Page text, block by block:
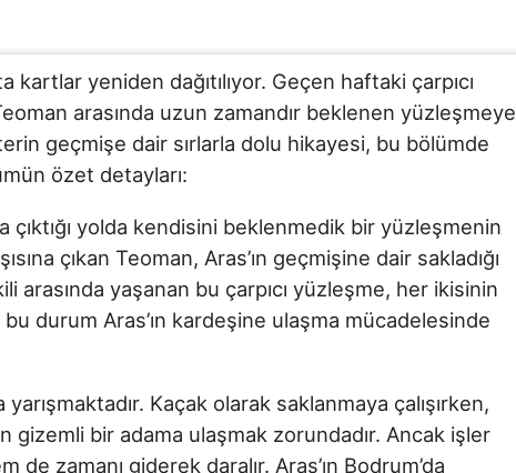
yeniden dağıtılıyor. Geçen haftaki çarpıcı
arasında uzun zamandır beklenen yüzleşmeye
geçmişe dair sırlarla dolu hikayesi, bu bölümde
özet detayları:
yolda kendisini beklenmedik bir yüzleşmenin
çıkan Teoman, Aras’ın geçmişine dair sakladığı
arasında yaşanan bu çarpıcı yüzleşme, her ikisinin
durum Aras’ın kardeşine ulaşma mücadelesinde
Kaçak olarak saklanmaya çalışırken,
bir adama ulaşmak zorundadır. Ancak işler
de zamanı giderek daralır. Aras’ın Bodrum’da